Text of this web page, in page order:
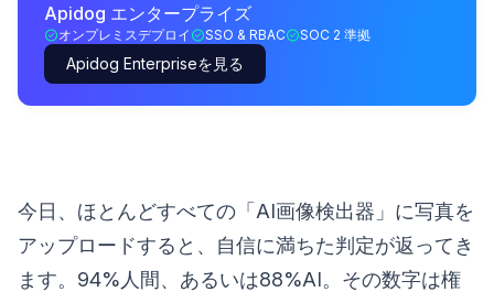
Apidog エンタープライズ
オンプレミスデプロイ SSO & RBAC SOC 2 準拠
Apidog Enterpriseを見る
今日、ほとんどすべての「AI画像検出器」に写真を
アップロードすると、自信に満ちた判定が返ってき
ます。94%人間、あるいは88%AI。その数字は権